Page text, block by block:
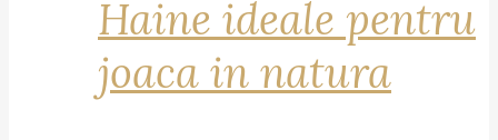
Haine ideale pentru
joaca in natura